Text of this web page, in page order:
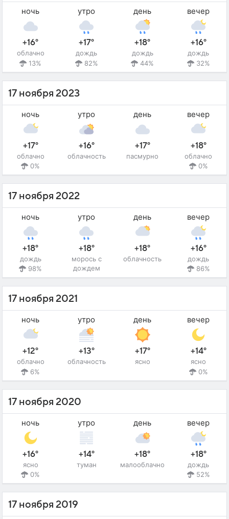
ночь
+16°
облачно
13%
утро
+17°
дождь
82%
день
+18°
дождь
44%
вечер
+16°
дождь
32%
17 ноября 2023
ночь
+17°
облачно
0%
утро
+16°
облачность
день
+17°
пасмурно
вечер
+18°
облачно
0%
17 ноября 2022
ночь
+18°
дождь
98%
утро
+18°
морось с
дождем
день
+18°
облачность
вечер
+16°
дождь
86%
17 ноября 2021
ночь
+12°
облачно
6%
утро
+13°
облачность
день
+17°
ясно
вечер
+14°
ясно
0%
17 ноября 2020
ночь
+16°
ясно
0%
утро
+14°
туман
день
+18°
малооблачно
вечер
+18°
дождь
52%
17 ноября 2019